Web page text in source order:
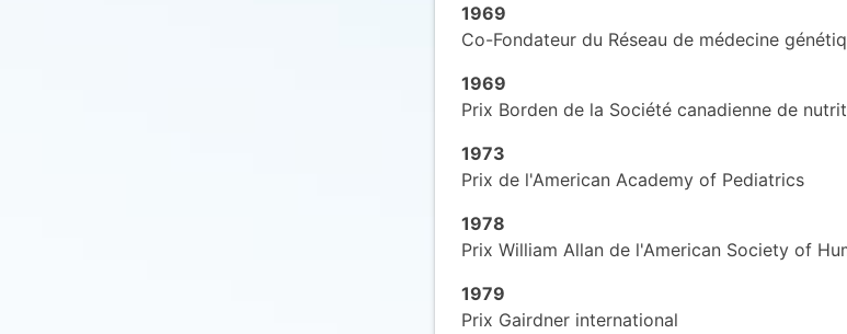
1969
Co-Fondateur du Réseau de médecine
1969
Prix Borden de la Société canadienne de
1973
Prix de l'American Academy of Pediatrics
1978
Prix William Allan de l'American Society of
1979
Prix Gairdner international